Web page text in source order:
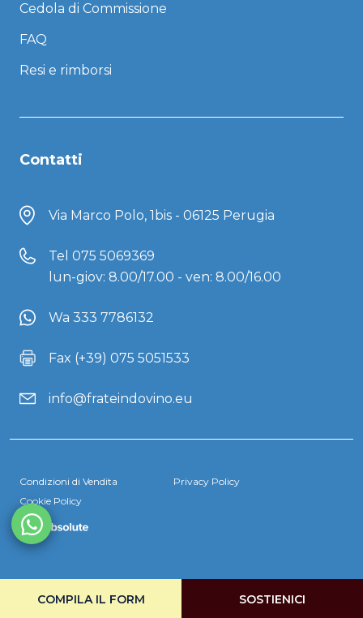
Cedola di Commissione
FAQ
Resi e rimborsi
Contatti
Via Marco Polo, 1bis - 06125 Perugia
Tel 075 5069369
lun-giov: 8.00/17.00 - ven: 8.00/16.00
Wa 333 7786132
Fax (+39) 075 5051533
info@frateindovino.eu
Condizioni di Vendita
Privacy Policy
Cookie Policy
COMPILA IL FORM SOSTIENICI